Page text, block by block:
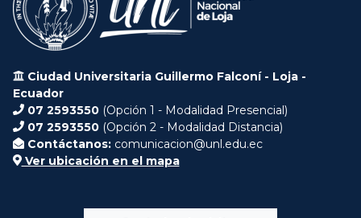
Ciudad Universitaria Guillermo Falconí - Loja -
Ecuador
07 2593550 (Opción 1 - Modalidad Presencial)
07 2593550 (Opción 2 - Modalidad Distancia)
Contáctanos: comunicacion@unl.edu.ec
Ver ubicación en el mapa